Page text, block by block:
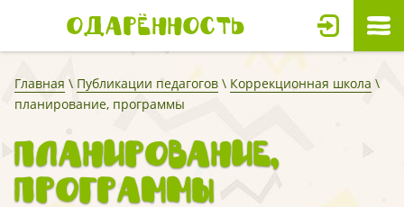
Одарённость
Главная \ Публикации педагогов \ Коррекционная школа \
планирование, программы
планирование,
программы